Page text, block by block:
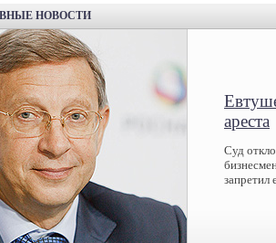
НОВОСТИ
ареста
Суд
запретил